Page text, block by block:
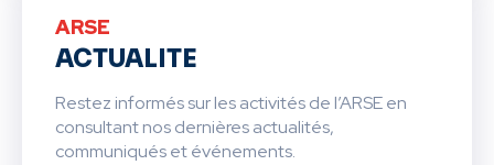
ARSE
ACTUALITE
Restez informés sur les activités de l’ARSE en
consultant nos dernières actualités,
communiqués et événements.